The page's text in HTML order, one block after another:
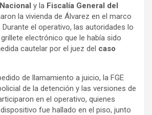
y la Fiscalía General del
la vivienda de Álvarez en el marco
Durante el operativo, las autoridades lo
electrónico que le había sido
cautelar por el juez del caso
de llamamiento a juicio, la FGE
de la detención y las versiones de
en el operativo, quienes
fue hallado en el piso, junto